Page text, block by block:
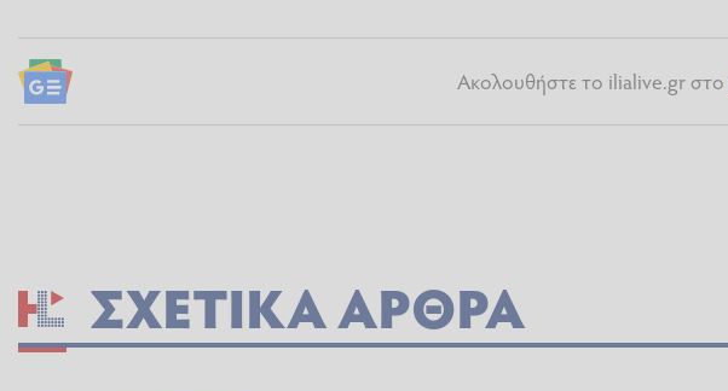
Ακολουθήστε το ilialive.gr στο
ΣΧΕΤΙΚΆ ΆΡΘΡΑ